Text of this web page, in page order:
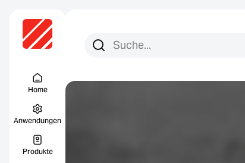
Home
Anwendungen
Produkte
Suchen Sie nach:
Suche